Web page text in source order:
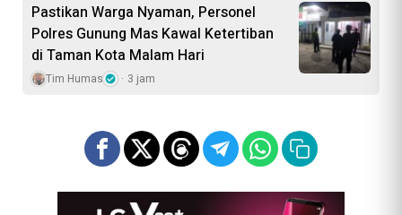
Pastikan Warga Nyaman, Personel
Polres Gunung Mas Kawal Ketertiban
di Taman Kota Malam Hari
Tim Humas 3 jam